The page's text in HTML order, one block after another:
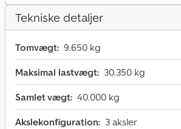
Tekniske detaljer
Tomvægt: 9.650 kg
Maksimal lastvægt: 30.350 kg
Samlet vægt: 40.000 kg
Akslekonfiguration: 3 aksler